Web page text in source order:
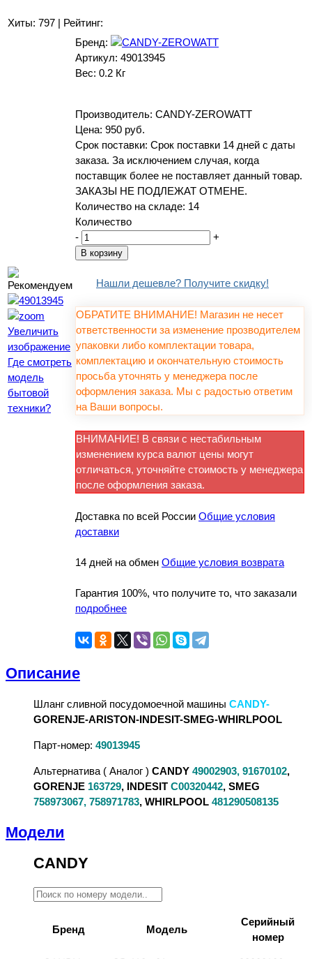
Хиты: 797 | Рейтинг:
Увеличить
изображение
Где смотреть
модель
бытовой
техники?
Бренд:
Артикул: 49013945
Вес: 0.2 Кг
Производитель: CANDY-ZEROWATT
Цена: 950 руб.
Срок поставки: Срок поставки 14 дней с даты
заказа. За исключением случая, когда
поставщик более не поставляет данный товар.
ЗАКАЗЫ НЕ ПОДЛЕЖАТ ОТМЕНЕ.
Количество на складе: 14
Количество
-
+
Нашли дешевле? Получите скидку!
ОБРАТИТЕ ВНИМАНИЕ! Магазин не несет
ответственности за изменение прозводителем
упаковки либо комплектации товара,
комплектацию и окончательную стоимость
просьба уточнять у менеджера после
оформления заказа. Мы с радостью ответим
на Ваши вопросы.
ВНИМАНИЕ! В связи с нестабильным
изменением курса валют цены могут
отличаться, уточняйте стоимость у менеджера
после оформления заказа.
Доставка по всей России Общие условия
доставки
14 дней на обмен Общие условия возврата
Гарантия 100%, что получите то, что заказали
подробнее
Описание
Шланг сливной посудомоечной машины CANDY-
GORENJE-ARISTON-INDESIT-SMEG-WHIRLPOOL
Парт-номер: 49013945
Альтернатива ( Аналог ) CANDY 49002903, 91670102,
GORENJE 163729, INDESIT C00320442, SMEG
758973067, 758971783, WHIRLPOOL 481290508135
Модели
CANDY
Бренд Модель
Серийный
номер